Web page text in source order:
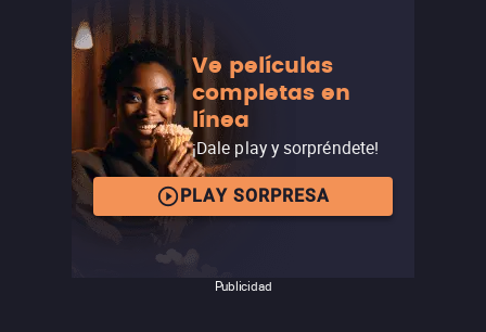
episodio de Star Wars, es un excelente espectáculo que
sabe balancear las dosis de nostalgia y las nuevas
expectativas, que logran sorprender.Mira todas las
películas de la saga
Ve películas
completas en
línea
¡Dale play y sorpréndete!
PLAY SORPRESA
Publicidad